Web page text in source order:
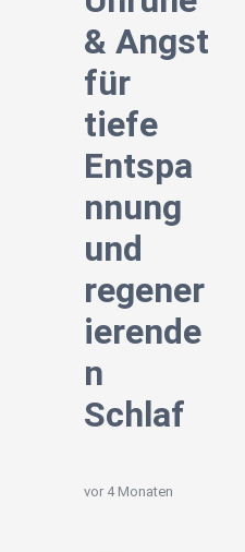
& Angst
für
tiefe
Entspa
nnung
und
regener
ierende
n
Schlaf
vor 4 Monaten